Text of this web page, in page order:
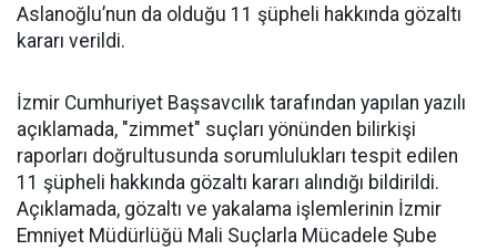
Aslanoğlu’nun da olduğu 11 şüpheli hakkında gözaltı
kararı verildi.
İzmir Cumhuriyet Başsavcılık tarafından yapılan yazılı
açıklamada, "zimmet" suçları yönünden bilirkişi
raporları doğrultusunda sorumlulukları tespit edilen
11 şüpheli hakkında gözaltı kararı alındığı bildirildi.
Açıklamada, gözaltı ve yakalama işlemlerinin İzmir
Emniyet Müdürlüğü Mali Suçlarla Mücadele Şube